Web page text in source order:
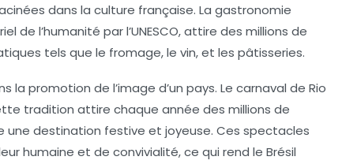
dans la culture française. La gastronomie
l’humanité par l’UNESCO, attire des millions de
tels que le fromage, le vin, et les pâtisseries.
promotion de l’image d’un pays. Le carnaval de Rio
tradition attire chaque année des millions de
une destination festive et joyeuse. Ces spectacles
humaine et de convivialité, ce qui rend le Brésil